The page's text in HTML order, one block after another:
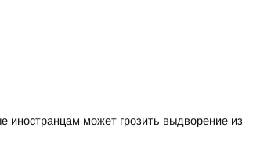
может грозить выдворение из